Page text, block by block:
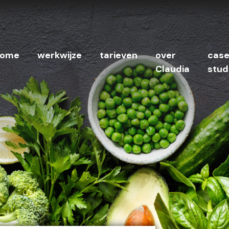
werkwijze tarieven
over
Claudia
case